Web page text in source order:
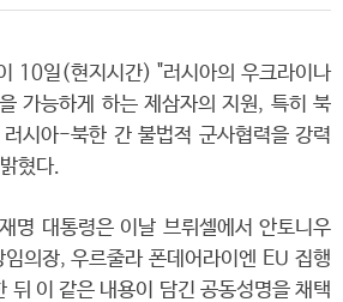
10일(현지시간) "러시아의 우크라이나
가능하게 하는 제삼자의 지원, 특히 북
시아-북한 간 불법적 군사협력을 강력
혔다.
명 대통령은 이날 브뤼셀에서 안토니우
의장, 우르줄라 폰데어라이엔 EU 집행
뒤 이 같은 내용이 담긴 공동성명을 채택